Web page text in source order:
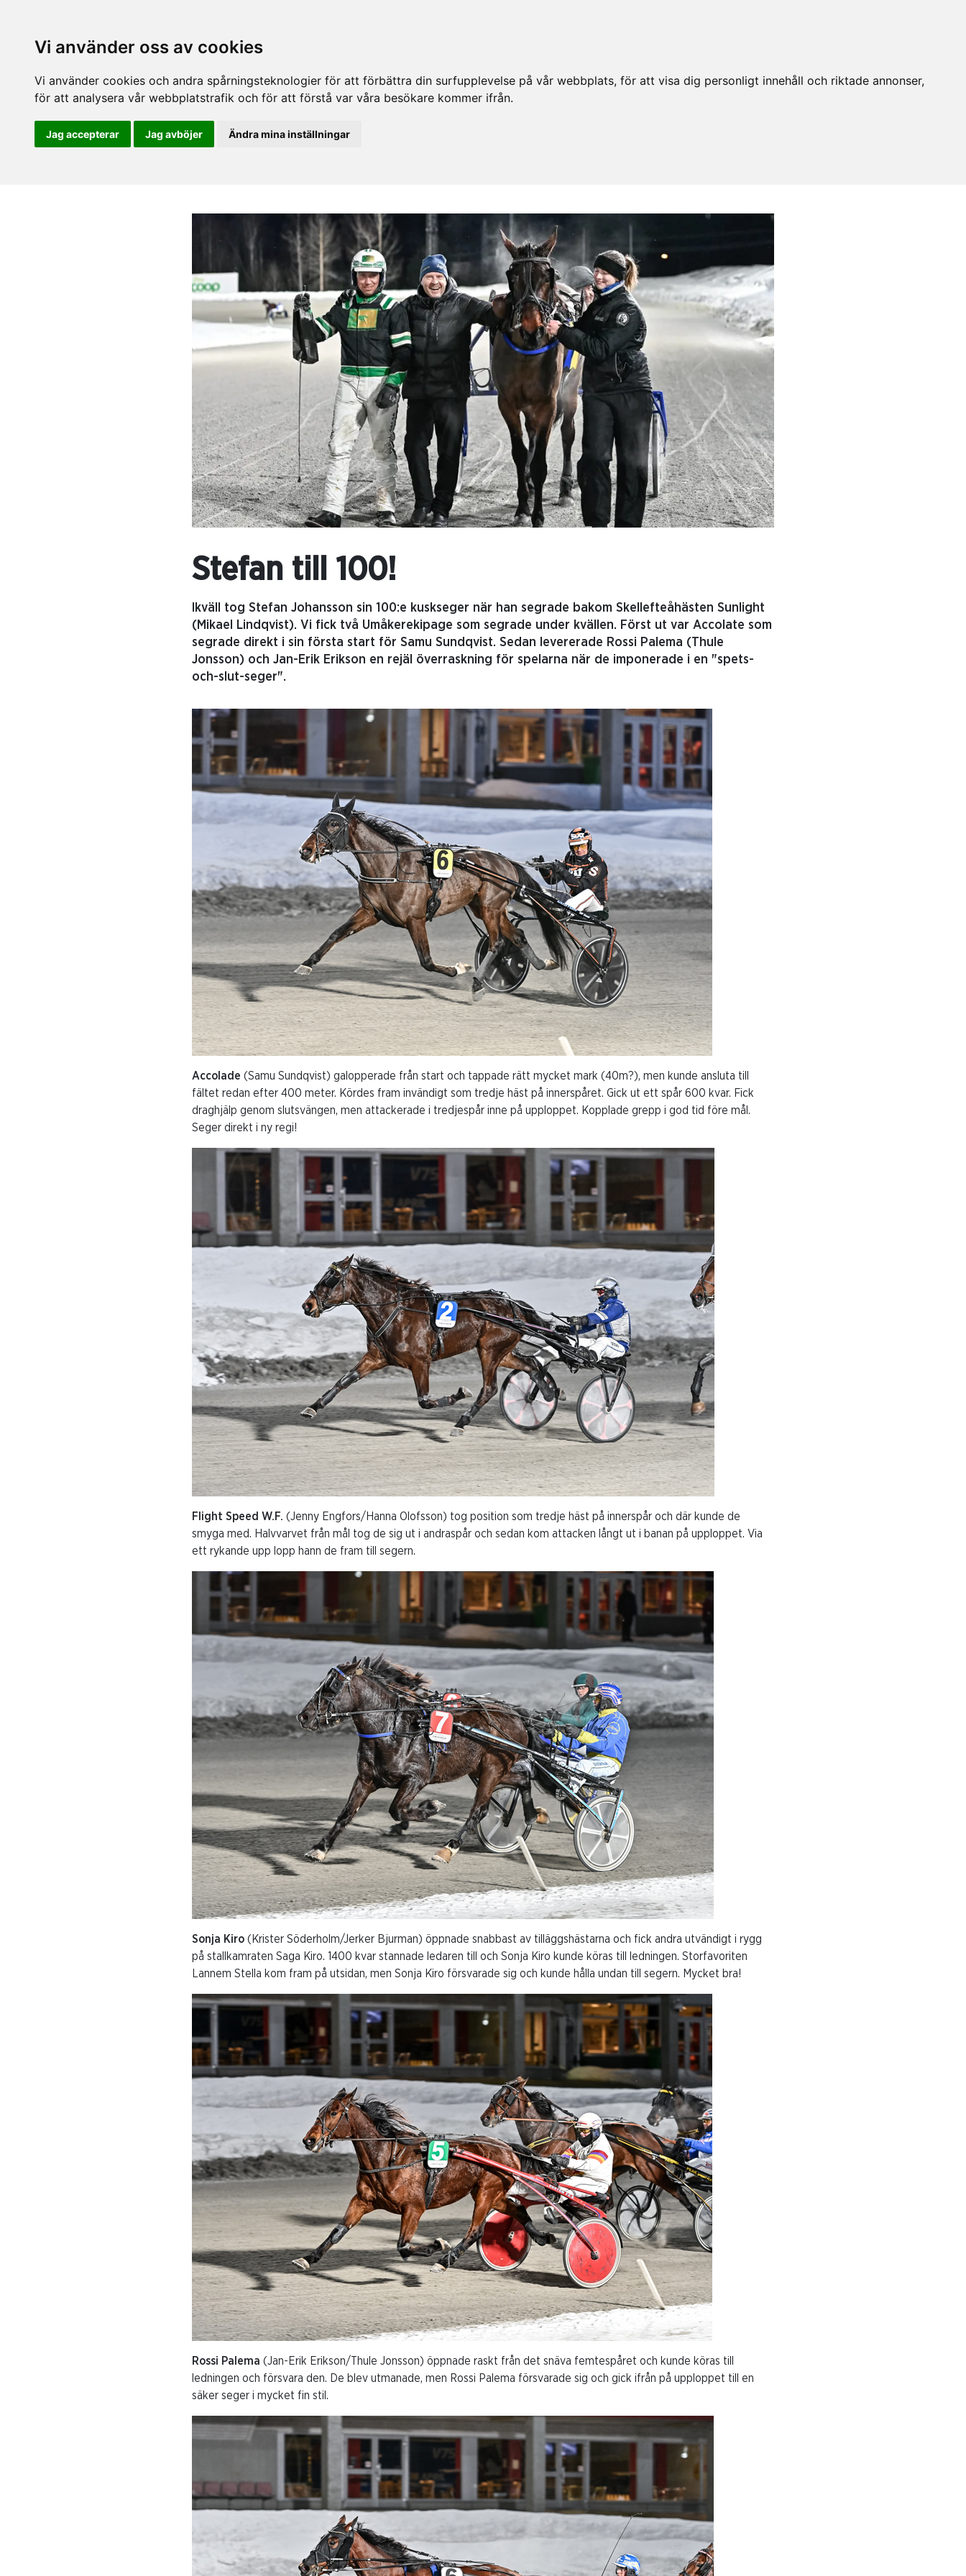
Vi använder oss av cookies
Vi använder cookies och andra spårningsteknologier för att förbättra din surfupplevelse på vår webbplats, för att visa dig personligt innehåll och riktade annonser,
för att analysera vår webbplatstrafik och för att förstå var våra besökare kommer ifrån.
Jag accepterar Jag avböjer Ändra mina inställningar
Stefan till 100!
Ikväll tog Stefan Johansson sin 100:e kuskseger när han segrade bakom Skellefteåhästen Sunlight
(Mikael Lindqvist). Vi fick två Umåkerekipage som segrade under kvällen. Först ut var Accolate som
segrade direkt i sin första start för Samu Sundqvist. Sedan levererade Rossi Palema (Thule
Jonsson) och Jan-Erik Erikson en rejäl överraskning för spelarna när de imponerade i en "spets-
och-slut-seger".
Accolade (Samu Sundqvist) galopperade från start och tappade rätt mycket mark (40m?), men kunde ansluta till
fältet redan efter 400 meter. Kördes fram invändigt som tredje häst på innerspåret. Gick ut ett spår 600 kvar. Fick
draghjälp genom slutsvängen, men attackerade i tredjespår inne på upploppet. Kopplade grepp i god tid före mål.
Seger direkt i ny regi!
Flight Speed W.F. (Jenny Engfors/Hanna Olofsson) tog position som tredje häst på innerspår och där kunde de
smyga med. Halvvarvet från mål tog de sig ut i andraspår och sedan kom attacken långt ut i banan på upploppet. Via
ett rykande upp lopp hann de fram till segern.
Sonja Kiro (Krister Söderholm/Jerker Bjurman) öppnade snabbast av tilläggshästarna och fick andra utvändigt i rygg
på stallkamraten Saga Kiro. 1400 kvar stannade ledaren till och Sonja Kiro kunde köras till ledningen. Storfavoriten
Lannem Stella kom fram på utsidan, men Sonja Kiro försvarade sig och kunde hålla undan till segern. Mycket bra!
Rossi Palema (Jan-Erik Erikson/Thule Jonsson) öppnade raskt från det snäva femtespåret och kunde köras till
ledningen och försvara den. De blev utmanade, men Rossi Palema försvarade sig och gick ifrån på upploppet till en
säker seger i mycket fin stil.